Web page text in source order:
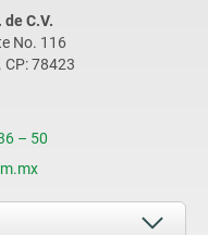
C.V.
No. 116
CP: 78423
– 50